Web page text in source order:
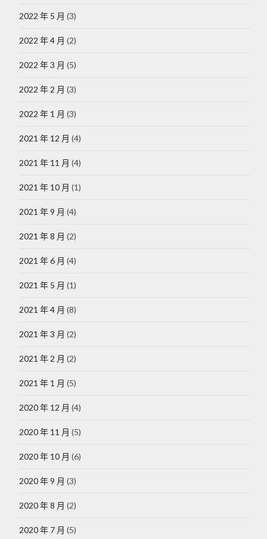
2022 年 5 月 (3)
2022 年 4 月 (2)
2022 年 3 月 (5)
2022 年 2 月 (3)
2022 年 1 月 (3)
2021 年 12 月 (4)
2021 年 11 月 (4)
2021 年 10 月 (1)
2021 年 9 月 (4)
2021 年 8 月 (2)
2021 年 6 月 (4)
2021 年 5 月 (1)
2021 年 4 月 (8)
2021 年 3 月 (2)
2021 年 2 月 (2)
2021 年 1 月 (5)
2020 年 12 月 (4)
2020 年 11 月 (5)
2020 年 10 月 (6)
2020 年 9 月 (3)
2020 年 8 月 (2)
2020 年 7 月 (5)